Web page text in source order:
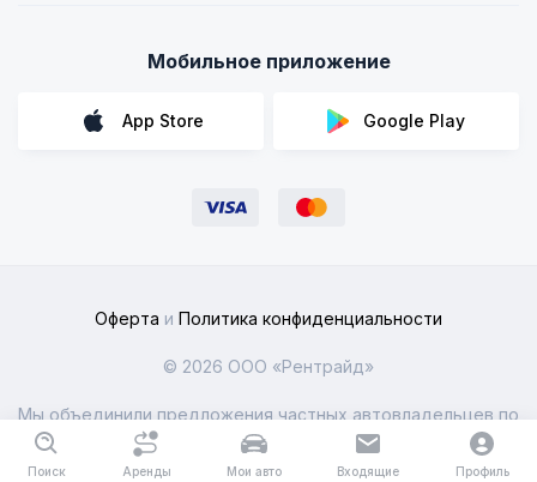
Мобильное приложение
App Store Google Play
Оферта и Политика конфиденциальности
© 2026 ООО «Рентрайд»
Мы объединили предложения частных автовладельцев по
всей России
Поиск Аренды Мои авто Входящие Профиль